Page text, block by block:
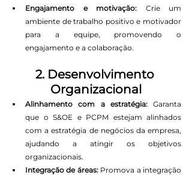
Engajamento e motivação: Crie um
ambiente de trabalho positivo e motivador
para a equipe, promovendo o
engajamento e a colaboração.
2. Desenvolvimento
Organizacional
Alinhamento com a estratégia: Garanta
que o S&OE e PCPM estejam alinhados
com a estratégia de negócios da empresa,
ajudando a atingir os objetivos
organizacionais.
Integração de áreas: Promova a integração